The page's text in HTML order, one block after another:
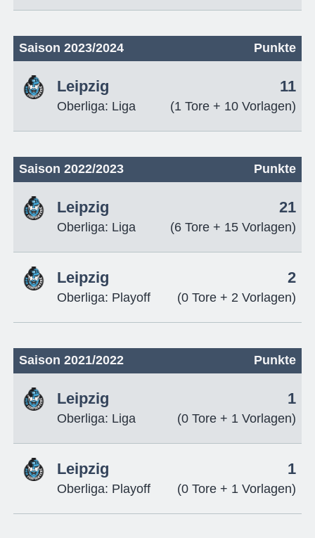
Saison 2023/2024 Punkte
Leipzig
Oberliga: Liga
11
(1 Tore + 10 Vorlagen)
Saison 2022/2023 Punkte
Leipzig
Oberliga: Liga
21
(6 Tore + 15 Vorlagen)
Leipzig
Oberliga: Playoff
2
(0 Tore + 2 Vorlagen)
Saison 2021/2022 Punkte
Leipzig
Oberliga: Liga
1
(0 Tore + 1 Vorlagen)
Leipzig
Oberliga: Playoff
1
(0 Tore + 1 Vorlagen)